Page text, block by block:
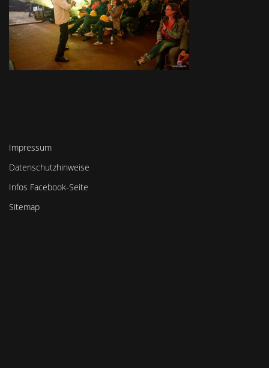
Impressum
Datenschutzhinweise
Infos Facebook-Seite
Sitemap